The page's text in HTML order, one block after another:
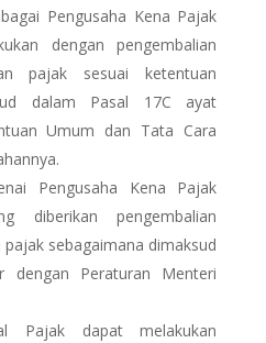
Pengusaha Kena Pajak
dengan pengembalian
pajak sesuai ketentuan
dalam Pasal 17C ayat
Umum dan Tata Cara
Pengusaha Kena Pajak
diberikan pengembalian
sebagaimana dimaksud
dengan Peraturan Menteri
Pajak dapat melakukan